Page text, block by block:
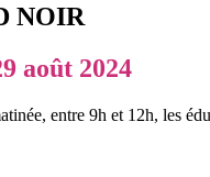
NOIR
août 2024
entre 9h et 12h, les